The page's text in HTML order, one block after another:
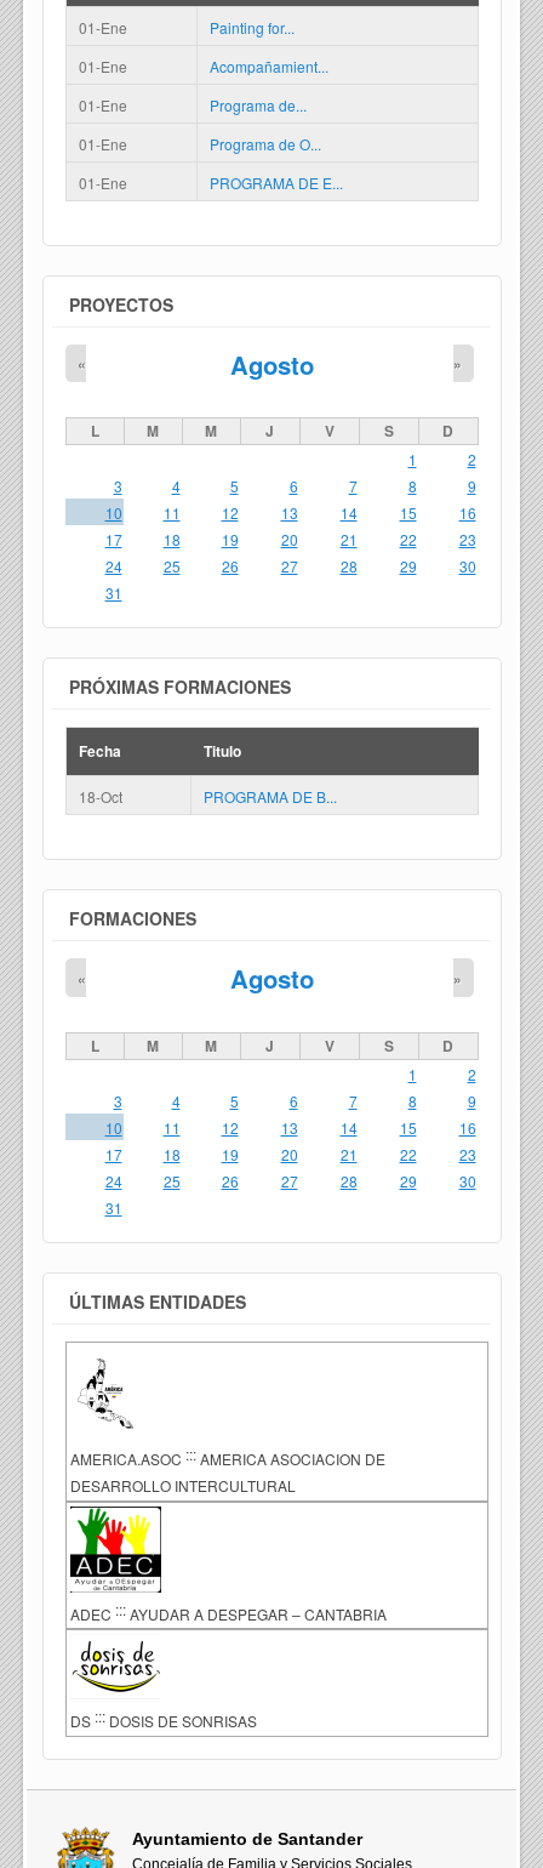
01-Ene
Painting for...
01-Ene
Acompañamient...
01-Ene
Programa de...
01-Ene
Programa de O...
01-Ene
PROGRAMA DE E...
PROYECTOS
Agosto
« »
L M M J V S D
1
2
3
4 5 6 7 8
9
10
11 12 13 14 15
16
17
18 19 20 21 22
23
24
25 26 27 28 29
30
31
PRÓXIMAS FORMACIONES
Fecha Titulo
18-Oct PROGRAMA DE B...
FORMACIONES
Agosto
« »
L M M J V S D
1
2
3
4 5 6 7 8
9
10
11 12 13 14 15
16
17
18 19 20 21 22
23
24
25 26 27 28 29
30
31
ÚLTIMAS ENTIDADES
AMERICA.ASOC ::: AMERICA ASOCIACION DE
DESARROLLO INTERCULTURAL
ADEC ::: AYUDAR A DESPEGAR – CANTABRIA
DS ::: DOSIS DE SONRISAS
Ayuntamiento de Santander
Concejalía de Familia y Servicios Sociales